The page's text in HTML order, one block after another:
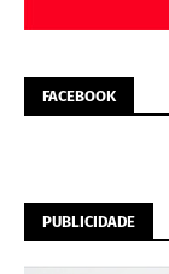
FACEBOOK
PUBLICIDADE